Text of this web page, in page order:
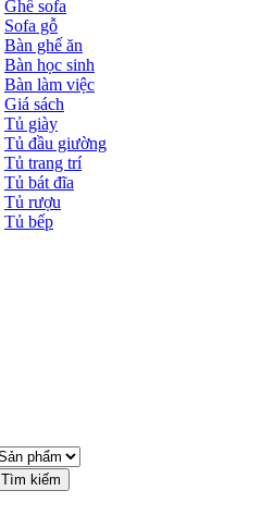
Ghế sofa
Sofa gỗ
Bàn ghế ăn
Bàn học sinh
Bàn làm việc
Giá sách
Tủ giày
Tủ đầu giường
Tủ trang trí
Tủ bát đĩa
Tủ rượu
Tủ bếp
Tìm kiếm